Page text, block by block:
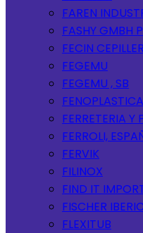
FAREN
FASHY GMBH
FECIN
FEGEMU
FEGEMU , SB
FERRETERIA Y
FERROLI,
FERVIK
FILINOX
FIND IT
FISCHER
FLEXITUB